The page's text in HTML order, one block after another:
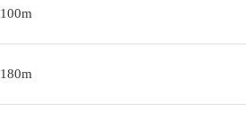
100m
180m